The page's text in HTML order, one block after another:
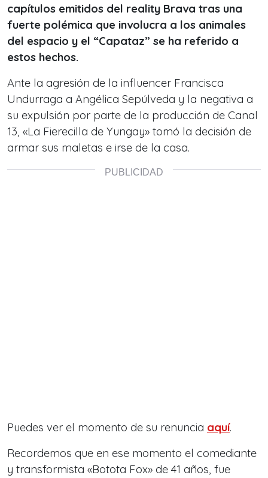
capítulos emitidos del reality Brava tras una
fuerte polémica que involucra a los animales
del espacio y el “Capataz” se ha referido a
estos hechos.
Ante la agresión de la influencer Francisca
Undurraga a Angélica Sepúlveda y la negativa a
su expulsión por parte de la producción de Canal
13, «La Fierecilla de Yungay» tomó la decisión de
armar sus maletas e irse de la casa.
Puedes ver el momento de su renuncia aquí.
Recordemos que en ese momento el comediante
y transformista «Botota Fox» de 41 años, fue